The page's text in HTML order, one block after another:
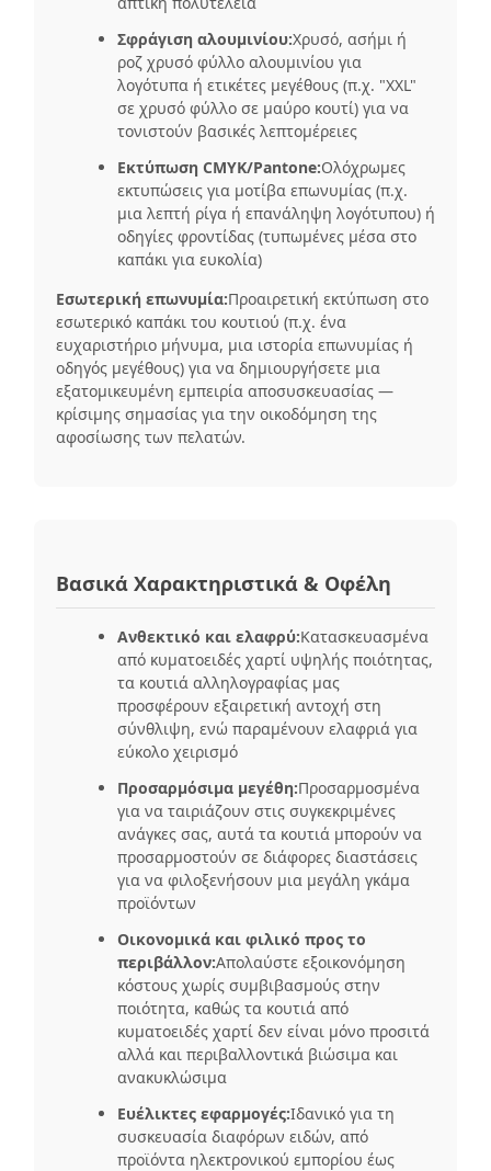
Σφράγιση αλουμινίου:Χρυσό, ασήμι ή
ροζ χρυσό φύλλο αλουμινίου για
λογότυπα ή ετικέτες μεγέθους (π.χ. "XXL"
σε χρυσό φύλλο σε μαύρο κουτί) για να
τονιστούν βασικές λεπτομέρειες
Εκτύπωση CMYK/Pantone:Ολόχρωμες
εκτυπώσεις για μοτίβα επωνυμίας (π.χ.
μια λεπτή ρίγα ή επανάληψη λογότυπου) ή
οδηγίες φροντίδας (τυπωμένες μέσα στο
καπάκι για ευκολία)
Εσωτερική επωνυμία:Προαιρετική εκτύπωση στο
εσωτερικό καπάκι του κουτιού (π.χ. ένα
ευχαριστήριο μήνυμα, μια ιστορία επωνυμίας ή
οδηγός μεγέθους) για να δημιουργήσετε μια
εξατομικευμένη εμπειρία αποσυσκευασίας —
κρίσιμης σημασίας για την οικοδόμηση της
αφοσίωσης των πελατών.
Βασικά Χαρακτηριστικά & Οφέλη
Ανθεκτικό και ελαφρύ:Κατασκευασμένα
από κυματοειδές χαρτί υψηλής ποιότητας,
τα κουτιά αλληλογραφίας μας
προσφέρουν εξαιρετική αντοχή στη
σύνθλιψη, ενώ παραμένουν ελαφριά για
εύκολο χειρισμό
Προσαρμόσιμα μεγέθη:Προσαρμοσμένα
για να ταιριάζουν στις συγκεκριμένες
ανάγκες σας, αυτά τα κουτιά μπορούν να
προσαρμοστούν σε διάφορες διαστάσεις
για να φιλοξενήσουν μια μεγάλη γκάμα
προϊόντων
Οικονομικά και φιλικό προς το
περιβάλλον:Απολαύστε εξοικονόμηση
κόστους χωρίς συμβιβασμούς στην
ποιότητα, καθώς τα κουτιά από
κυματοειδές χαρτί δεν είναι μόνο προσιτά
αλλά και περιβαλλοντικά βιώσιμα και
ανακυκλώσιμα
Ευέλικτες εφαρμογές:Ιδανικό για τη
συσκευασία διαφόρων ειδών, από
προϊόντα ηλεκτρονικού εμπορίου έως